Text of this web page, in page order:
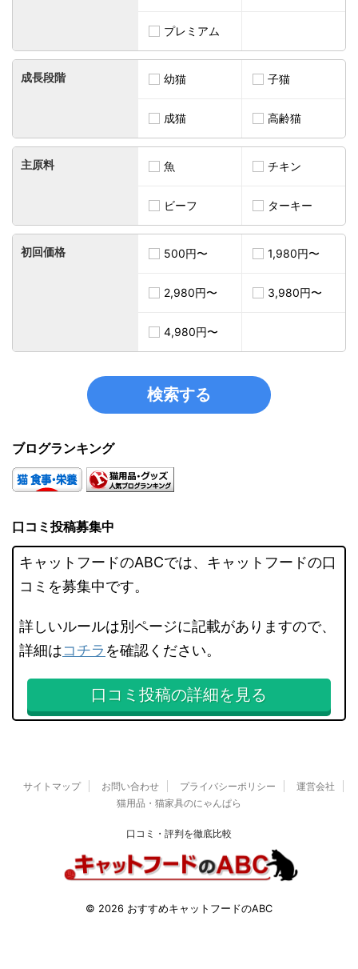
プレミアム
成長段階 幼猫 子猫
成猫 高齢猫
主原料 魚 チキン
ビーフ ターキー
初回価格 500円〜 1,980円〜
2,980円〜 3,980円〜
4,980円〜
ブログランキング
口コミ投稿募集中
キャットフードのABCでは、キャットフードの口
コミを募集中です。
詳しいルールは別ページに記載がありますので、
詳細はコチラ を確認ください。
口コミ投稿の詳細を見る
サイトマップ お問い合わせ プライバシーポリシー
運営会社
猫用品・猫家具のにゃんぱら
口コミ・評判を徹底比較
© 2026 おすすめキャットフードのABC